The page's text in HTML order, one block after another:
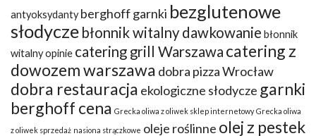
antyoksydanty berghoff garnki bezglutenowe
słodycze błonnik witalny dawkowanie błonnik
witalny opinie catering grill Warszawa catering z
dowozem warszawa dobra pizza Wrocław
dobra restauracja ekologiczne słodycze garnki
berghoff cena Grecka oliwa z oliwek sklep internetowy Grecka oliwa
z oliwek sprzedaż nasiona strączkowe oleje roślinne olej z pestek